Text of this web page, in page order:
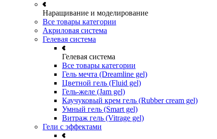
Наращивание и моделирование
Все товары категории
Акриловая система
Гелевая система
Гелевая система
Все товары категории
Гель мечта (Dreamline gel)
Цветной гель (Fluid gel)
Гель-желе (Jam gel)
Каучуковый крем гель (Rubber cream gel)
Умный гель (Smart gel)
Витраж гель (Vitrage gel)
Гели с эффектами